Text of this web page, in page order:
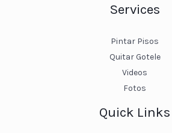
Services
Pintar Pisos
Quitar Gotele
Videos
Fotos
Quick Links